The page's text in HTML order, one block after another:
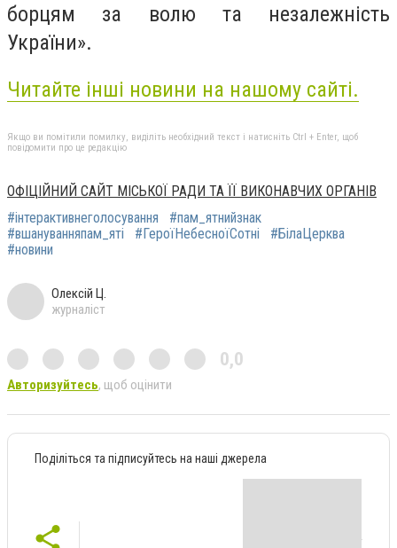
борцям за волю та незалежність
України».
Читайте інші новини на нашому сайті.
Якщо ви помітили помилку, виділіть необхідний текст і натисніть Ctrl + Enter, щоб
повідомити про це редакцію
ОФІЦІЙНИЙ САЙТ МІСЬКОЇ РАДИ ТА ЇЇ ВИКОНАВЧИХ ОРГАНІВ
#інтерактивнеголосування
#пам_ятнийзнак
#вшануванняпам_яті
#ГероїНебесноїСотні
#БілаЦерква
#новини
Олексій Ц.
журналіст
0,0
Авторизуйтесь, щоб оцінити
Поділіться та підписуйтесь на наші джерела